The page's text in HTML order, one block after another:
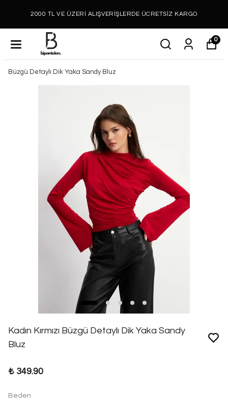
2000 TL VE ÜZERİ ALIŞVERİŞLERDE ÜCRETSİZ KARGO
0
Büzgü Detaylı Dik Yaka Sandy Bluz
Kadın Kırmızı Büzgü Detaylı Dik Yaka Sandy
Bluz
₺ 349.90
Beden